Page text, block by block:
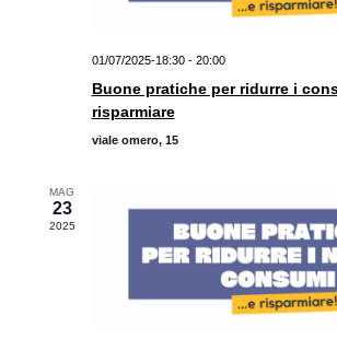
01/07/2025-18:30- 20:00
Buone pratiche per ridurre i
risparmiare
viale omero, 15
MAG
23
2025